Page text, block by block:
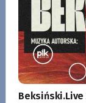
Beksiński.Live